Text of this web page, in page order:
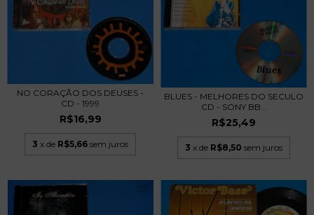
NO CORAÇÃO DOS DEUSES -
CD - 1999
R$16,99
3 x de R$5,66 sem juros
BLUES - MELHORES DO SECULO
CD - SONY BB...
R$25,49
3 x de R$8,50 sem juros